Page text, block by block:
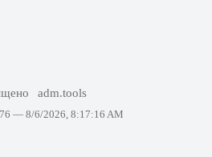
adm.tools
— 8/6/2026, 8:17:16 AM